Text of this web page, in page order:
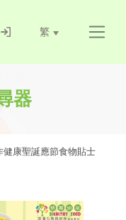
繁
器
健康聖誕應節食物貼士